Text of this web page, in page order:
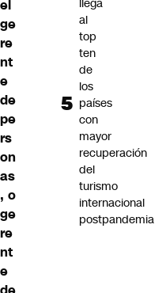
el
ge
re
nt
e
de
pe
rs
on
as
, o
ge
re
nt
e
llega
al
top
ten
de
los
países
con
mayor
recuperación
del
turismo
internacional
postpandemia